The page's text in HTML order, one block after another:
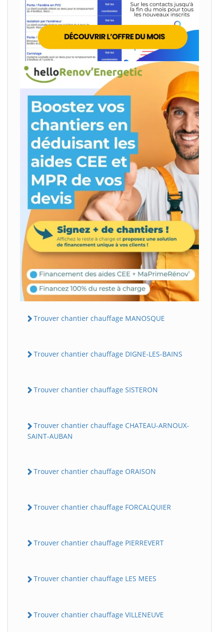
Trouver chantier chauffage MANOSQUE
Trouver chantier chauffage DIGNE-LES-BAINS
Trouver chantier chauffage SISTERON
Trouver chantier chauffage CHATEAU-ARNOUX-
SAINT-AUBAN
Trouver chantier chauffage ORAISON
Trouver chantier chauffage FORCALQUIER
Trouver chantier chauffage PIERREVERT
Trouver chantier chauffage LES MEES
Trouver chantier chauffage VILLENEUVE